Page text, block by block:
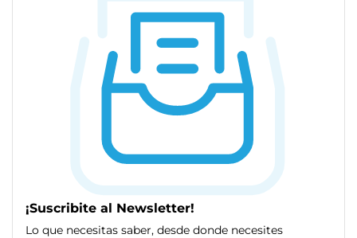
¡Suscribite al Newsletter!
Lo que necesitas saber, desde donde necesites